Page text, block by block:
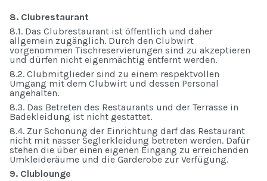
8. Clubrestaurant
8.1. Das Clubrestaurant ist öffentlich und daher
allgemein zugänglich. Durch den Clubwirt
vorgenommen Tischreservierungen sind zu akzeptieren
und dürfen nicht eigenmächtig entfernt werden.
8.2. Clubmitglieder sind zu einem respektvollen
Umgang mit dem Clubwirt und dessen Personal
angehalten.
8.3. Das Betreten des Restaurants und der Terrasse in
Badekleidung ist nicht gestattet.
8.4. Zur Schonung der Einrichtung darf das Restaurant
nicht mit nasser Seglerkleidung betreten werden. Dafür
stehen die über einen eigenen Eingang zu erreichenden
Umkleideräume und die Garderobe zur Verfügung.
9. Clublounge